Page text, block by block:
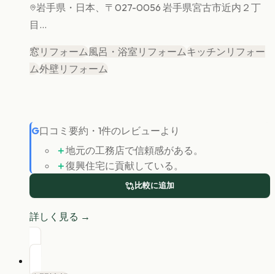
岩手県 ・日本、〒027-0056 岩手県宮古市近内２丁
目...
窓リフォーム 風呂・浴室リフォームキッチンリフォー
ム外壁リフォーム
G口コミ要約 ・ 1件のレビューより
＋地元の工務店で信頼感がある。
＋復興住宅に貢献している。
比較に追加
詳しく見る →